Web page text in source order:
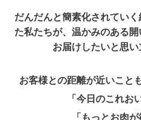
だんだんと簡素化されてい
た私たちが、温かみのある
お届けしたいと思い
お客様との距離が近いこと
「今日のこれお
「もっとお肉が